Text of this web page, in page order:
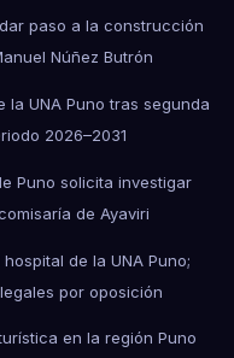
paso a la construcción
Núñez Butrón
la UNA Puno tras segunda
2026–2031
Puno solicita investigar
de Ayaviri
de la UNA Puno;
por oposición
en la región Puno